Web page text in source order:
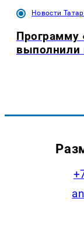
Новости
Программу
выполнили